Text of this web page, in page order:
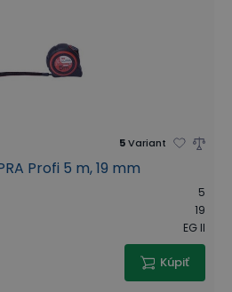
5Variant
Profi 5 m, 19 mm
5
19
EG II
Kúpiť